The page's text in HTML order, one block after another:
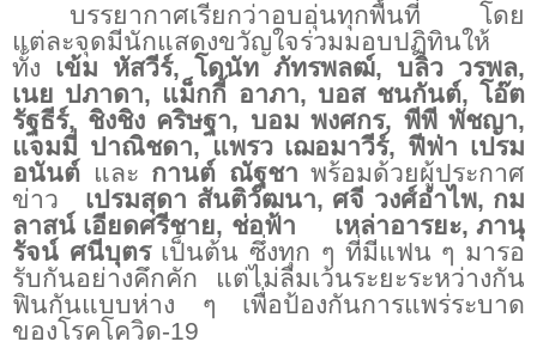
บรรยากาศเรียกว่าอบอุ่นทุกพื้นที่ โดย
แต่ละจุดมีนักแสดงขวัญใจร่วมมอบปฏิทินให้
ทั้ง เข้ม หัสวีร์, โดนัท ภัทรพลฒ์, บลิว วรพล,
เนย ปภาดา, แม็กกี้ อาภา, บอส ชนกันต์, โอ๊ต
รัฐธีร์, ชิงชิง คริษฐา, บอม พงศกร, พีพี พัชญา,
แจมมี่ ปาณิชดา, แพรว เฌอมาวีร์, ฟีฟ่า เปรม
อนันต์ และ กานต์ ณัฐชา พร้อมด้วยผู้ประกาศ
ข่าว
เปรมสุดา สันติวัฒนา, ศจี วงศ์อำไพ, กม
ลาสน์ เอียดศรีชาย, ช่อฟ้า
เหล่าอารยะ, ภานุ
รัจน์ ศนีบุตร เป็นต้น ซึ่งทุก ๆ ที่มีแฟน ๆ มารอ
รับกันอย่างคึกคัก แต่ไม่ลืมเว้นระยะระหว่างกัน
ฟินกันแบบห่าง ๆ เพื่อป้องกันการแพร่ระบาด
ของโรคโควิด-19